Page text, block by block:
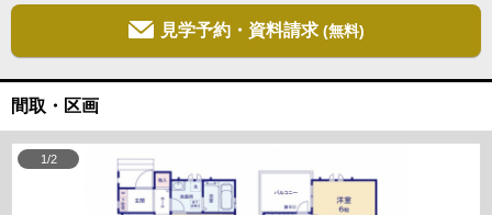
見学予約・資料請求 (無料)
間取・区画
1/2